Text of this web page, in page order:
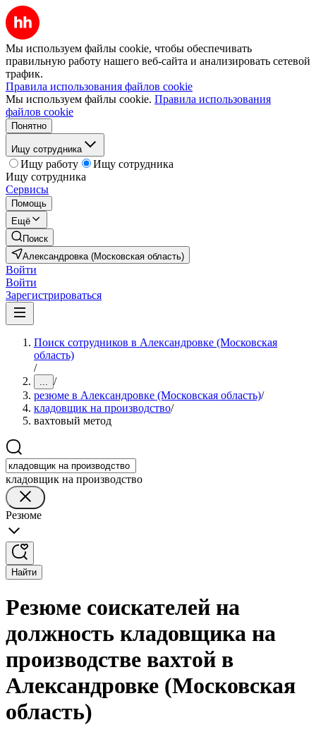
Мы используем файлы cookie, чтобы обеспечивать
правильную работу нашего веб-сайта и анализировать сетевой
трафик.
Правила использования файлов cookie
Мы используем файлы cookie. Правила использования
файлов cookie
Понятно
Ищу сотрудника
Ищу работу
Ищу сотрудника
Ищу сотрудника
Сервисы
Помощь
Ещё
Поиск
Александровка (Московская область)
Войти
Войти
Зарегистрироваться
Поиск сотрудников в Александровке (Московская
область)
/
... /
резюме в Александровке (Московская область)/
кладовщик на производство/
вахтовый метод
кладовщик на производство
Резюме
Найти
Резюме соискателей на
должность кладовщика на
производстве вахтой в
Александровке (Московская
область)